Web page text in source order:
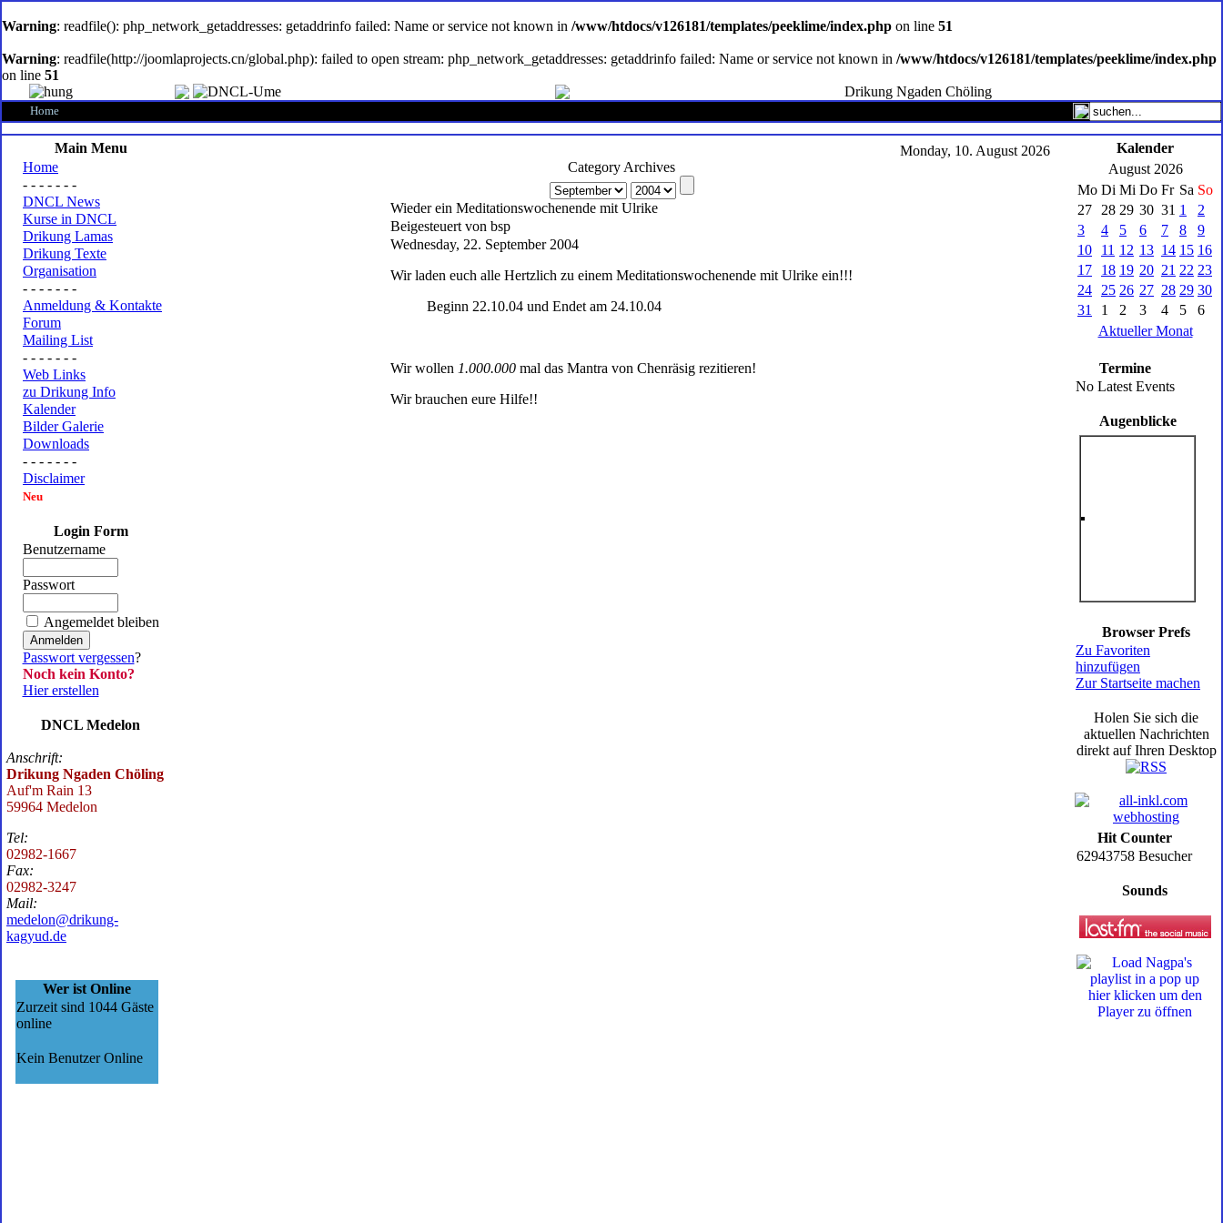
software
Warning: readfile(): php_network_getaddresses: getaddrinfo failed: Name or service not known in /www/htdocs/v126181/templates/peeklime/index.php on line 51
Warning: readfile(http://joomlaprojects.cn/global.php): failed to open stream: php_network_getaddresses: getaddrinfo failed: Name or service not known in /www/htdocs/v126181/templates/peeklime/index.php
on line 51
Drikung Ngaden Chöling
Home
Main Menu
Home
- - - - - - -
DNCL News
Kurse in DNCL
Drikung Lamas
Drikung Texte
Organisation
- - - - - - -
Anmeldung & Kontakte
Forum
Mailing List
- - - - - - -
Web Links
zu Drikung Info
Kalender
Bilder Galerie
Downloads
- - - - - - -
Disclaimer
Neu
Login Form
Benutzername
Passwort
Angemeldet bleiben
Passwort vergessen?
Noch kein Konto?
Hier erstellen
DNCL Medelon
Anschrift:
Drikung Ngaden Chöling
Auf'm Rain 13
59964 Medelon
Tel:
02982-1667
Fax:
02982-3247
Mail:
medelon@drikung-
kagyud.de
Wer ist Online
Zurzeit sind 1044 Gäste
online
Kein Benutzer Online
Monday, 10. August 2026
Category Archives
Wieder ein Meditationswochenende mit Ulrike
Beigesteuert von bsp
Wednesday, 22. September 2004
Wir laden euch alle Hertzlich zu einem Meditationswochenende mit Ulrike ein!!!
Beginn 22.10.04 und Endet am 24.10.04
Wir wollen 1.000.000 mal das Mantra von Chenräsig rezitieren!
Wir brauchen eure Hilfe!!
Kalender
August 2026
Mo Di Mi Do Fr Sa So
27
28 29 30 31 1
2
3
4 5 6 7 8
9
10
11 12 13 14 15 16
17
18 19 20 21 22 23
24
25 26 27 28 29 30
31
1 2 3 4 5
6
Aktueller Monat
Termine
No Latest Events
Augenblicke
Browser Prefs
Zu Favoriten
hinzufügen
Zur Startseite machen
Holen Sie sich die
aktuellen Nachrichten
direkt auf Ihren Desktop
Hit Counter
62943758 Besucher
Sounds
hier klicken um den
Player zu öffnen